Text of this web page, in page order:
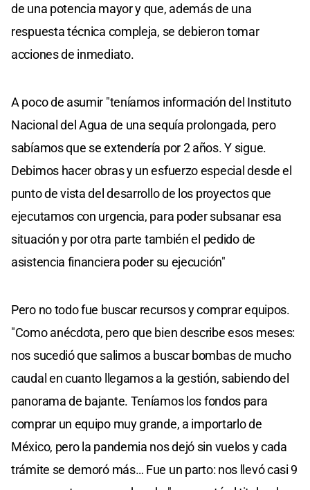
de una potencia mayor y que, además de una
respuesta técnica compleja, se debieron tomar
acciones de inmediato.
A poco de asumir "teníamos información del Instituto
Nacional del Agua de una sequía prolongada, pero
sabíamos que se extendería por 2 años. Y sigue.
Debimos hacer obras y un esfuerzo especial desde el
punto de vista del desarrollo de los proyectos que
ejecutamos con urgencia, para poder subsanar esa
situación y por otra parte también el pedido de
asistencia financiera poder su ejecución"
Pero no todo fue buscar recursos y comprar equipos.
"Como anécdota, pero que bien describe esos meses:
nos sucedió que salimos a buscar bombas de mucho
caudal en cuanto llegamos a la gestión, sabiendo del
panorama de bajante. Teníamos los fondos para
comprar un equipo muy grande, a importarlo de
México, pero la pandemia nos dejó sin vuelos y cada
trámite se demoró más… Fue un parto: nos llevó casi 9